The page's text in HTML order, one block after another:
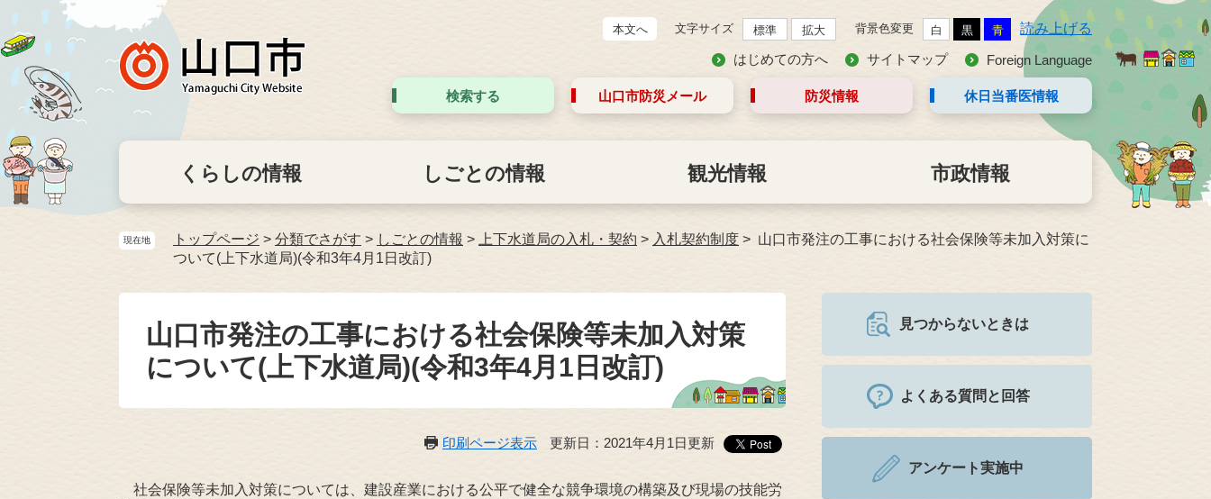
本文へ 文字サイズ 標準 拡大 背景色変更 白 黒 青 読み上げる
はじめての方へ サイトマップ Foreign Language
検索する 山口市防災 メール 防災情報 休日当番医情報
くらしの情報 しごとの情報 観光情報 市政情報
現在地 トップページ > 分類でさがす > しごとの情報 > 上下水道局の入札・契約 > 入札契約制度
山口市発注の工事における社会保険等未加入対策に
ついて(上下水道局)(令和3年4月1日改訂)
山口市発注の工事における社会保険等未加入対策
について(上下水道局)(令和3年4月1日改訂)
印刷ページ表示 更新日：2021年4月1日更新
社会保険等未加入対策については、建設産業における公平で健全な競争環境の構築及び現場の技能労
見つからないときは
よくある質問と回答
アンケート実施中